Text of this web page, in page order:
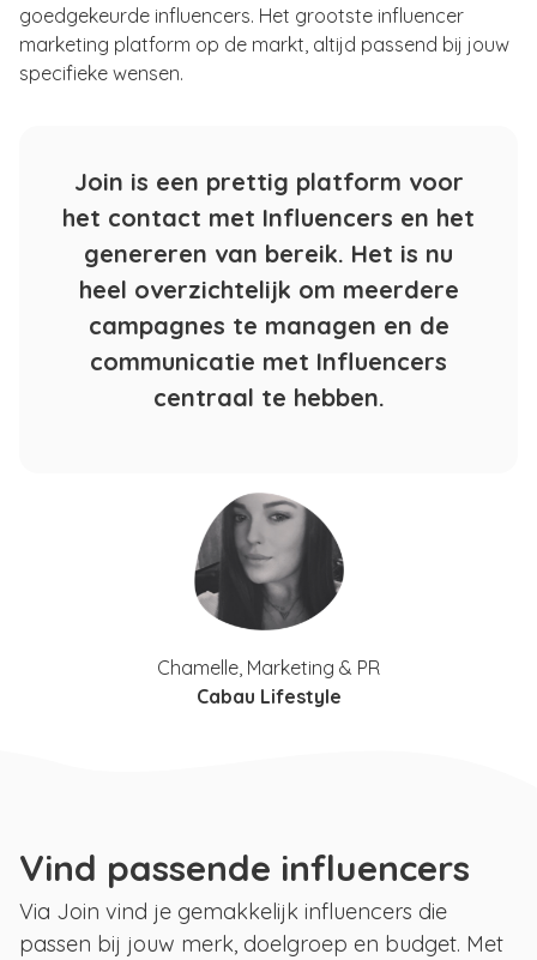
goedgekeurde influencers. Het grootste influencer
marketing platform op de markt, altijd passend bij jouw
specifieke wensen.
Join is een prettig platform voor
het contact met Influencers en het
genereren van bereik. Het is nu
heel overzichtelijk om meerdere
campagnes te managen en de
communicatie met Influencers
centraal te hebben.
Chamelle, Marketing & PR
Cabau Lifestyle
Vind passende influencers
Via Join vind je gemakkelijk influencers die
passen bij jouw merk, doelgroep en budget. Met